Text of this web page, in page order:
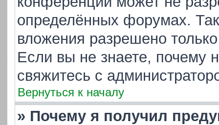
определённых форумах.
вложения разрешено
Если вы не знаете, почему
свяжитесь с
Вернуться к началу
» Почему я получил